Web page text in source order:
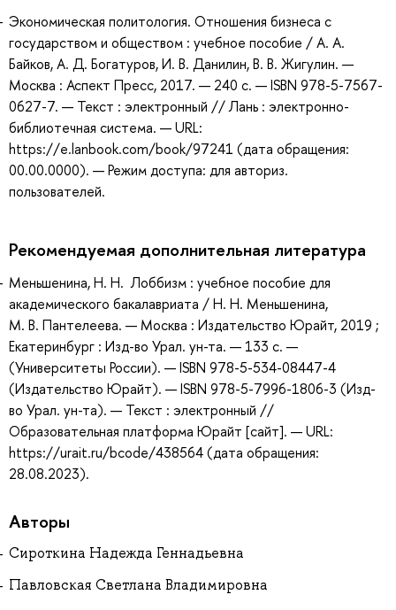
Экономическая политология. Отношения бизнеса с
государством и обществом : учебное пособие / А. А.
Байков, А. Д. Богатуров, И. В. Данилин, В. В. Жигулин. —
Москва : Аспект Пресс, 2017. — 240 с. — ISBN 978-5-7567-
0627-7. — Текст : электронный // Лань : электронно-
библиотечная система. — URL:
https://e.lanbook.com/book/97241 (дата обращения:
00.00.0000). — Режим доступа: для авториз.
пользователей.
Рекомендуемая дополнительная литература
Меньшенина, Н. Н. Лоббизм : учебное пособие для
академического бакалавриата / Н. Н. Меньшенина,
М. В. Пантелеева. — Москва : Издательство Юрайт, 2019 ;
Екатеринбург : Изд-во Урал. ун-та. — 133 с. —
(Университеты России). — ISBN 978-5-534-08447-4
(Издательство Юрайт). — ISBN 978-5-7996-1806-3 (Изд-
во Урал. ун-та). — Текст : электронный //
Образовательная платформа Юрайт [сайт]. — URL:
https://urait.ru/bcode/438564 (дата обращения:
28.08.2023).
Авторы
Сироткина Надежда Геннадьевна
Павловская Светлана Владимировна